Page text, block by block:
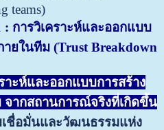
teams)
: การวิเคราะห์และออกแบบ
ายในทีม (Trust Breakdown
าะห์และออกแบบการสร้าง
จากสถานการณ์จริงที่เกิดขึ้น
เชื่อมั่นและวัฒนธรรมแห่ง